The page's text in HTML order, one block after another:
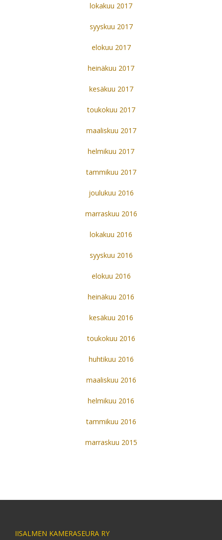
lokakuu 2017
syyskuu 2017
elokuu 2017
heinäkuu 2017
kesäkuu 2017
toukokuu 2017
maaliskuu 2017
helmikuu 2017
tammikuu 2017
joulukuu 2016
marraskuu 2016
lokakuu 2016
syyskuu 2016
elokuu 2016
heinäkuu 2016
kesäkuu 2016
toukokuu 2016
huhtikuu 2016
maaliskuu 2016
helmikuu 2016
tammikuu 2016
marraskuu 2015
IISALMEN KAMERASEURA RY